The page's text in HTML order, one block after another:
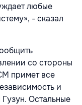
любые
- сказал
со стороны
примет все
и
Остальные